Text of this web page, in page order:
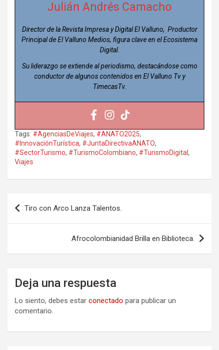
Julián Andrés Camacho
Director de la Revista Impresa y Digital El Valluno, Productor
Principal de El Valluno Medios, figura clave en el Ecosistema
Digital.
Su liderazgo se extiende al periodismo, destacándose como
conductor de algunos contenidos en El Valluno Tv y
TimecasTv.
Tags: #AgenciasDeViajes, #ANATO2025,
#InnovaciónTurística, #JuntaDirectivaANATO,
#SectorTurismo, #TurismoColombiano, #TurismoDigital,
Viajes
Navegación
de
Tiro con Arco Lanza Talentos.
Afrocolombianidad Brilla en Biblioteca.
Deja una respuesta
Lo siento, debes estar conectado para publicar un
comentario.